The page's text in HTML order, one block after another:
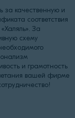
качественную и
соответствия
За
схему
и грамотность
вашей фирме